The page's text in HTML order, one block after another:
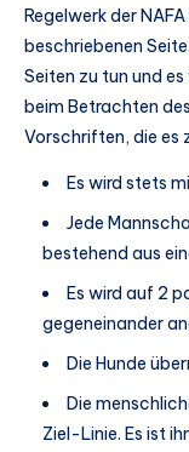
Regelwerk der
beschriebenen
Seiten zu tun und
beim Betrachten
Vorschriften, die es
Es wird stets
Jede
bestehend aus
Es wird auf 2
gegeneinander
Die Hunde
Die
Ziel-Linie. Es ist